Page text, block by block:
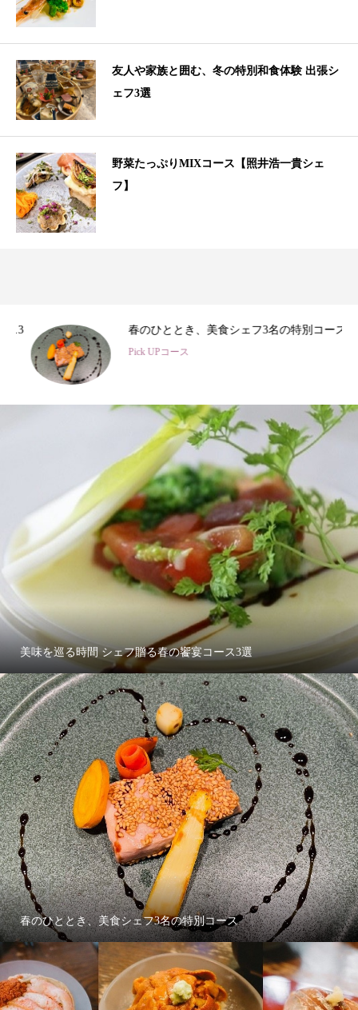
友人や家族と囲む、冬の特別和食体験 出張シ
ェフ3選
野菜たっぷりMIXコース【照井浩一貴シェ
フ】
春のひととき、美食シェフ3名の特別コース
Pick UPコース
美味を巡る時間 シェフ贈る春の饗宴コース3選
春のひととき、美食シェフ3名の特別コース